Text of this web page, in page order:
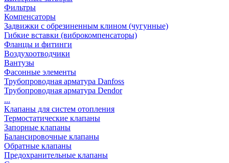
Фильтры
Компенсаторы
Задвижки с обрезиненным клином (чугунные)
Гибкие вставки (виброкомпенсаторы)
Фланцы и фитинги
Воздухоотводчики
Вантузы
Фасонные элементы
Трубопроводная арматура Danfoss
Трубопроводная арматура Dendor
...
Клапаны для систем отопления
Термостатические клапаны
Запорные клапаны
Балансировочные клапаны
Обратные клапаны
Предохранительные клапаны